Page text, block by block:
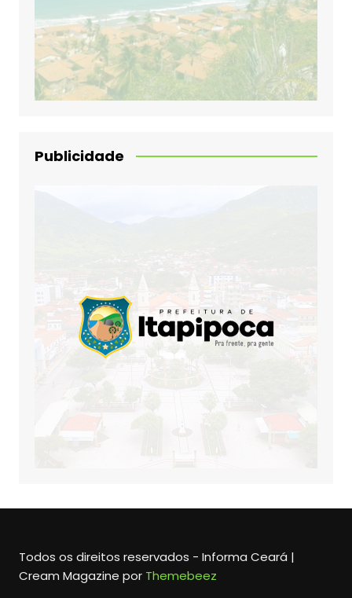
Publicidade
Todos os direitos reservados - Informa Ceará |
Cream Magazine por Themebeez